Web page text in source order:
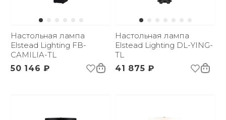
Настольная лампа
Elstead Lighting FB-
CAMILIA-TL
50 146 ₽
Настольная лампа
Elstead Lighting DL-YING-
TL
41 875 ₽